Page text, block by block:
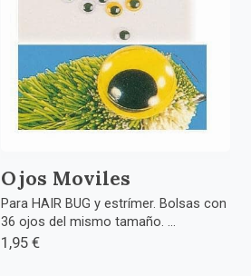
Ojos Moviles
Para HAIR BUG y estrímer. Bolsas con
36 ojos del mismo tamaño. ...
1,95 €